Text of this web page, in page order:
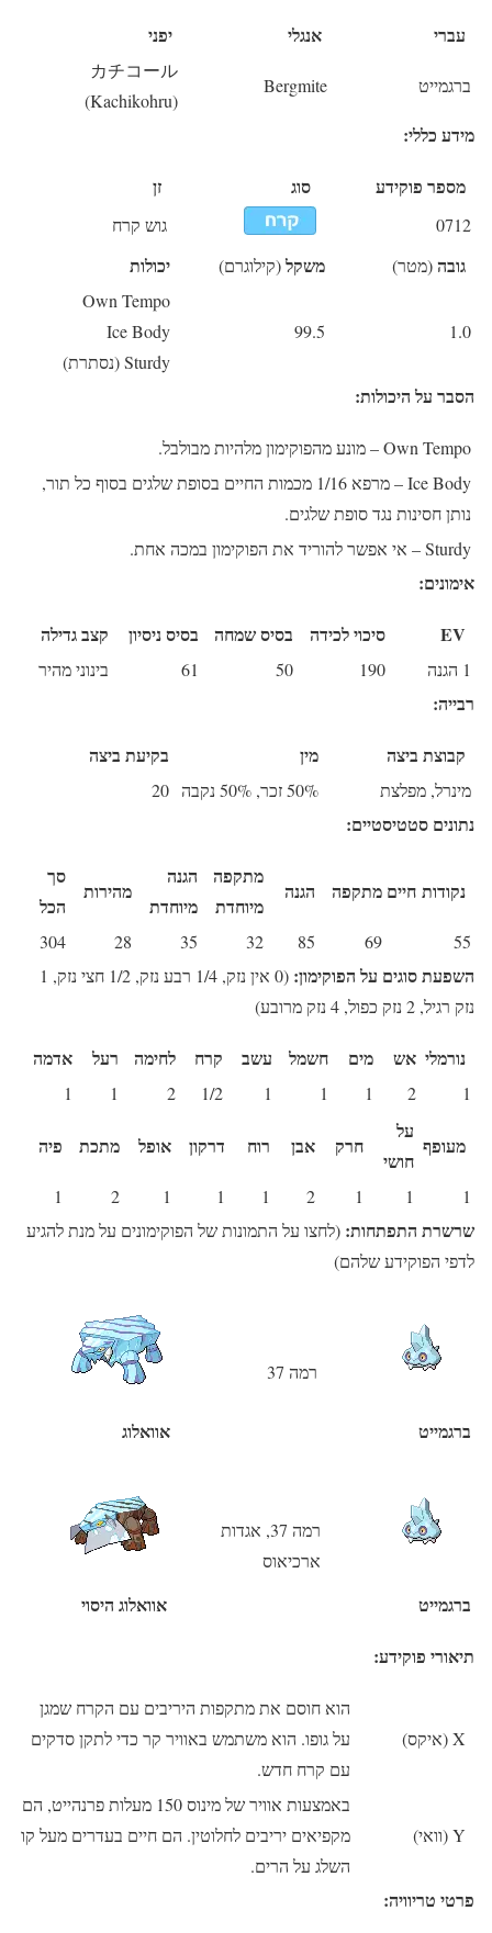
עברי אנגלי יפני
ברגמייט Bergmite
カチコール
(Kachikohru)
מידע כללי:
מספר פוקידע סוג זן
0712 גוש קרח
גובה(מטר) משקל(קילוגרם) יכולות
1.0
99.5
Own Tempo
Ice Body
Sturdy (נסתרת)
הסבר על היכולות:
Own Tempo– מונע מהפוקימון מלהיות מבולבל.
Ice Body
– מרפא 1/16 מכמות החיים בסופת שלגים בסוף כל תור,
נותן חסינות נגד סופת שלגים.
Sturdy– אי אפשר להוריד את הפוקימון במכה אחת.
אימונים:
EV סיכוי לכידה בסיס שמחה בסיס ניסיון קצב גדילה
1 הגנה 190
50
61 בינוני מהיר
רבייה:
קבוצת ביצה מין בקיעת ביצה
מינרל, מפלצת 50% זכר, 50% נקבה 20
נתונים סטטיסטיים:
נקודות חיים מתקפה הגנה
מתקפה
מיוחדת
הגנה
מיוחדת
מהירות
סך
הכל
55
69
85
32
35
28
304
השפעת סוגים על הפוקימון:
(0 אין נזק, 1/4 רבע נזק, 1/2 חצי נזק, 1
נזק רגיל, 2 נזק כפול, 4 נזק מרובע)
נורמלי אש מים חשמל עשב קרח לחימה רעל אדמה
1
2
1
1
1
1/2
2
1
1
מעופף
על
חושי
חרק אבן רוח דרקון אופל מתכת פיה
1
1
1
2
1
1
1
2
1
שרשרת התפתחות: (לחצו על התמונות של הפוקימונים על מנת להגיע
לדפי הפוקידע שלהם)
רמה 37
ברגמייט אוואלוג
רמה 37, אגדות
ארכיאוס
ברגמייט אוואלוג היסוי
תיאורי פוקידע:
הוא חוסם את מתקפות היריבים עם הקרח שמגן
על גופו. הוא משתמש באוויר קר כדי לתקן סדקים
עם קרח חדש.
באמצעות אוויר של מינוס 150 מעלות פרנהייט, הם
מקפיאים יריבים לחלוטין. הם חיים בעדרים מעל קו
השלג על הרים.
פרטי טריוויה: